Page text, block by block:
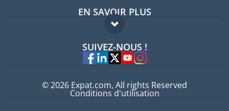
Guides pays
EN SAVOIR PLUS
FAQ
Experts
SUIVEZ-NOUS !
© 2026 Expat.com, All rights Reserved
Conditions d'utilisation